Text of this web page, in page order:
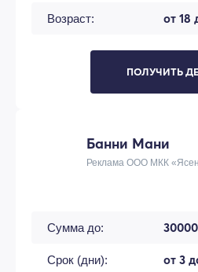
Возраст: от 18
ПОЛУЧИТЬ
Банни Мани
Реклама ООО МКК
Сумма до:
Срок (дни): от 3